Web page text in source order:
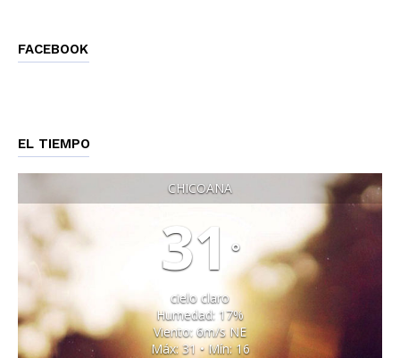
FACEBOOK
EL TIEMPO
CHICOANA
31 °
cielo claro
Humedad: 17%
Viento: 6m/s NE
Máx: 31 • Mín: 16